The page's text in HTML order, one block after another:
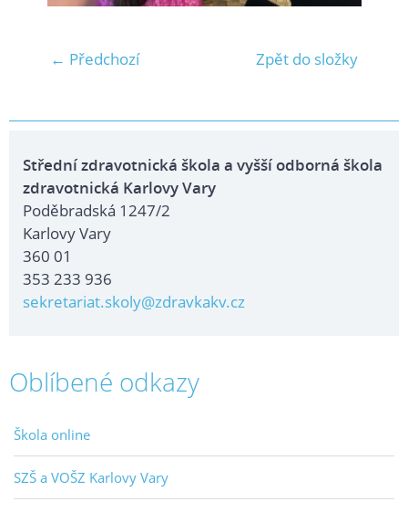
← Předchozí Zpět do složky
Střední zdravotnická škola a vyšší odborná škola
zdravotnická Karlovy Vary
Poděbradská 1247/2
Karlovy Vary
360 01
353 233 936
sekretariat.skoly@zdravkakv.cz
Oblíbené odkazy
Škola online
SZŠ a VOŠZ Karlovy Vary